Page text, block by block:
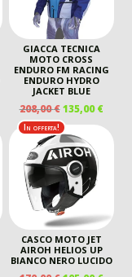
GIACCA TECNICA
MOTO CROSS
ENDURO FM RACING
ENDURO HYDRO
JACKET BLUE
208,00€ IL
PREZZO
ORIGINALE
ERA:
208,00 €.
135,00€IL
In offerta!
CASCO MOTO JET
AIROH HELIOS UP
BIANCO NERO LUCIDO